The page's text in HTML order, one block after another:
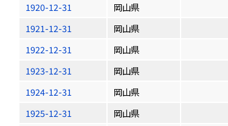
1920-12-31
岡山県
1921-12-31
岡山県
1922-12-31
岡山県
1923-12-31
岡山県
1924-12-31
岡山県
1925-12-31
岡山県